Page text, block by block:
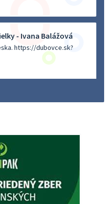
- Ivana Balážová
https://dubovce.sk?
Sivoň
dovolenky. Akútne
zvážať komunálny odpad.